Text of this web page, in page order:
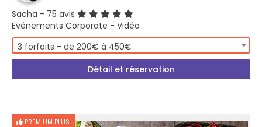
Sacha - 75 avis
Evénements Corporate - Vidéo
3 forfaits - de 200€ à 450€
Détail et réservation
PREMIUM PLUS